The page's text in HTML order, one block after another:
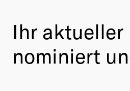
Ihr aktueller
nominiert